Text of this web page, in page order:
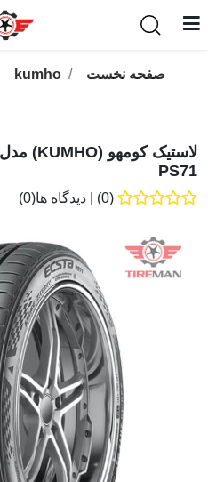
صفحه نخست kumho
PS71
(0) دیدگاه ها(0)